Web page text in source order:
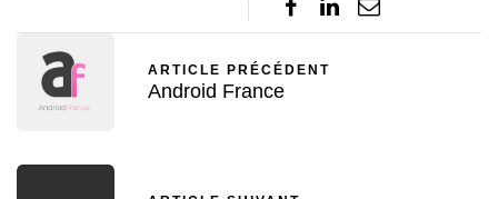
ARTICLE PRÉCÉDENT
Android France